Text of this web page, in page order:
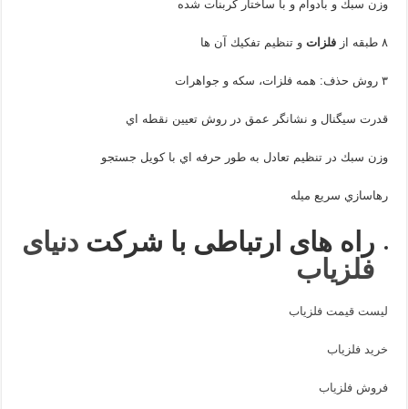
وزن سبك و بادوام و با ساختار كربنات شده
۸ طبقه از فلزات و تنظيم تفكيك آن ها
۳ روش حذف: همه فلزات، سكه و جواهرات
قدرت سيگنال و نشانگر عمق در روش تعيين نقطه اي
وزن سبك در تنظيم تعادل به طور حرفه اي با كويل جستجو
رهاسازي سريع ميله
راه های ارتباطی با شرکت دنیای
فلزیاب
لیست قیمت فلزیاب
خرید فلزیاب
فروش فلزیاب